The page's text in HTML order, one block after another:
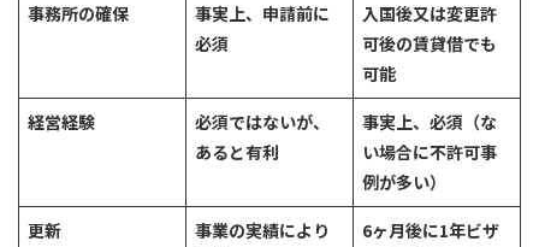
事務所の確保
事実上、申請前に
必須
入国後又は変更許
可後の賃貸借でも
可能
経営経験
必須ではないが、
あると有利
事実上、必須（な
い場合に不許可事
例が多い）
更新
事業の実績により
6ヶ月後に1年ビザ